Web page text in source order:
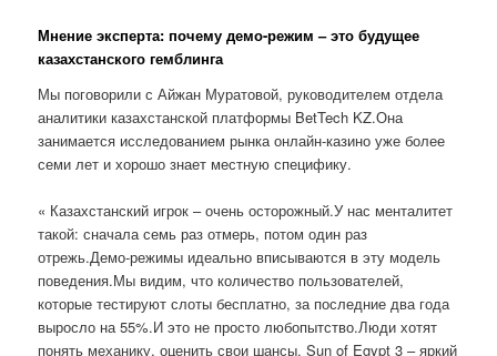
Мнение эксперта: почему демо-режим – это будущее
казахстанского гемблинга
Мы поговорили с Айжан Муратовой, руководителем отдела
аналитики казахстанской платформы BetTech KZ.Она
занимается исследованием рынка онлайн-казино уже более
семи лет и хорошо знает местную специфику.
« Казахстанский игрок – очень осторожный.У нас менталитет
такой: сначала семь раз отмерь, потом один раз
отрежь.Демо-режимы идеально вписываются в эту модель
поведения.Мы видим, что количество пользователей,
которые тестируют слоты бесплатно, за последние два года
выросло на 55%.И это не просто любопытство.Люди хотят
понять механику, оценить свои шансы. Sun of Egypt 3 – яркий